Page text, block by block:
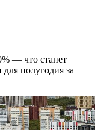
— что станет
полугодия за